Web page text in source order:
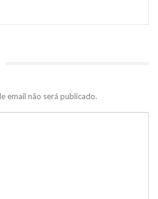
email não será publicado.